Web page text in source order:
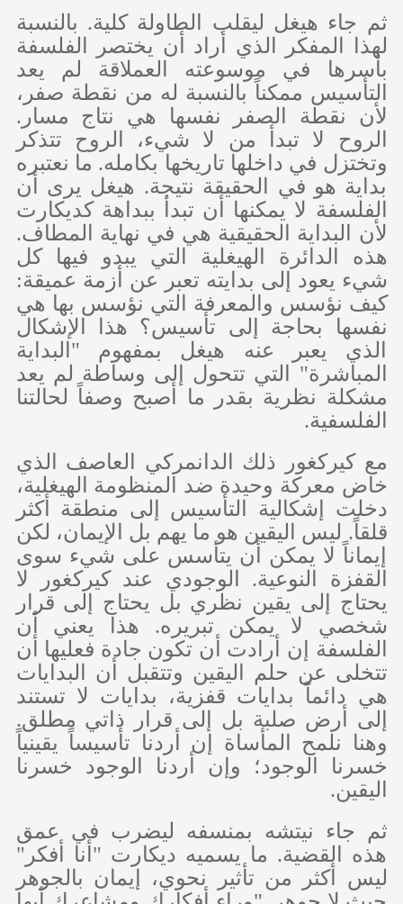
ثم جاء هيغل ليقلب الطاولة كلية. بالنسبة
لهذا المفكر الذي أراد أن يختصر الفلسفة
بأسرها في موسوعته العملاقة لم يعد
التأسيس ممكناً بالنسبة له من نقطة صفر،
لأن نقطة الصفر نفسها هي نتاج مسار.
الروح لا تبدأ من لا شيء، الروح تتذكر
وتختزل في داخلها تاريخها بكامله. ما نعتبره
بداية هو في الحقيقة نتيجة. هيغل يرى أن
الفلسفة لا يمكنها أن تبدأ ببداهة كديكارت
لأن البداية الحقيقية هي في نهاية المطاف.
هذه الدائرة الهيغلية التي يبدو فيها كل
شيء يعود إلى بدايته تعبر عن أزمة عميقة:
كيف نؤسس والمعرفة التي نؤسس بها هي
نفسها بحاجة إلى تأسيس؟ هذا الإشكال
الذي يعبر عنه هيغل بمفهوم "البداية
المباشرة" التي تتحول إلى وساطة لم يعد
مشكلة نظرية بقدر ما أصبح وصفاً لحالتنا
الفلسفية.
مع كيركغور ذلك الدانمركي العاصف الذي
خاض معركة وحيدة ضد المنظومة الهيغلية،
دخلت إشكالية التأسيس إلى منطقة أكثر
قلقاً. ليس اليقين هو ما يهم بل الإيمان، لكن
إيماناً لا يمكن أن يتأسس على شيء سوى
القفزة النوعية. الوجودي عند كيركغور لا
يحتاج إلى يقين نظري بل يحتاج إلى قرار
شخصي لا يمكن تبريره. هذا يعني أن
الفلسفة إن أرادت أن تكون جادة فعليها أن
تتخلى عن حلم اليقين وتتقبل أن البدايات
هي دائماً بدايات قفزية، بدايات لا تستند
إلى أرض صلبة بل إلى قرار ذاتي مطلق.
وهنا نلمح المأساة إن أردنا تأسيساً يقينياً
خسرنا الوجود؛ وإن أردنا الوجود خسرنا
اليقين.
ثم جاء نيتشه بمنسفه ليضرب في عمق
هذه القضية. ما يسميه ديكارت "أنا أفكر"
ليس أكثر من تأثير نحوي، إيمان بالجوهر